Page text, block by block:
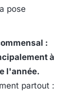
pose
:
à
l'année.
partout :